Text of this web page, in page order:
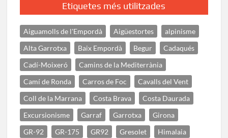
Etiquetes més utilitzades
Aiguamolls de l'Empordà Aigüestortes
alpinisme
Alta Garrotxa
Baix Empordà Begur
Cadaqués
Cadí-Moixeró
Camins de la Mediterrània
Camí de Ronda
Carros de Foc
Cavalls del Vent
Coll de la Marrana
Costa Brava
Costa Daurada
Excursionisme
Garraf Garrotxa
Girona
GR-92
GR-175 GR92 Gresolet
Himalaia